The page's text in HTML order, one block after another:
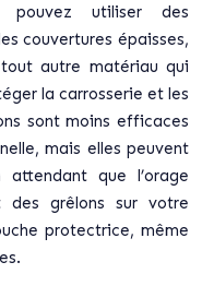
pouvez utiliser des
couvertures épaisses,
autre matériau qui
la carrosserie et les
sont moins efficaces
mais elles peuvent
que l’orage
des grêlons sur votre
protectrice, même